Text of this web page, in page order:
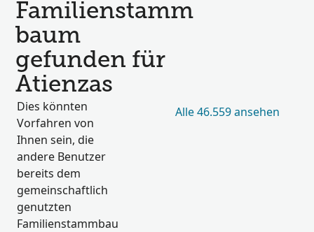
Familienstamm
baum
gefunden für
Atienzas
Dies könnten
Vorfahren von
Ihnen sein, die
andere Benutzer
bereits dem
gemeinschaftlich
genutzten
Familienstammbau
Alle 46.559 ansehen